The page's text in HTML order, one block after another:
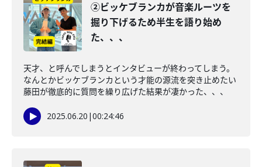
②ビッケブランカが音楽ルーツを
掘り下げるため半生を語り始め
た、、、
天才、と呼んでしまうとインタビューが終わってしまう。
なんとかビッケブランカという才能の源流を突き止めたい
藤田が徹底的に質問を繰り広げた結果が凄かった、、、
2025.06.20 |00:24:46